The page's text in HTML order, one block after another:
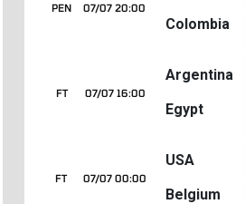
07/07 20:00
PEN
Colombia
07/07 16:00
FT
Argentina
Egypt
07/07 00:00
FT
USA
Belgium